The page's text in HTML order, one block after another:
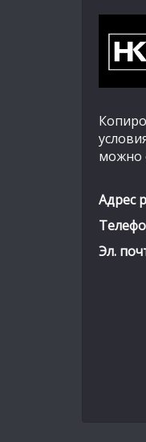
можно
Адрес
Эл.